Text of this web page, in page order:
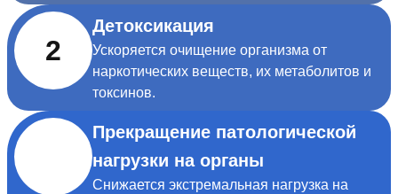
2
Детоксикация
Ускоряется очищение организма от
наркотических веществ, их метаболитов и
токсинов.
Прекращение патологической
нагрузки на органы
Снижается экстремальная нагрузка на